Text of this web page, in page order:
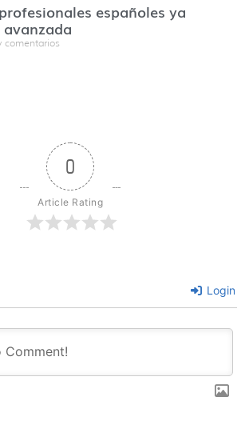
españoles ya
comentarios
0
Article Rating
Login